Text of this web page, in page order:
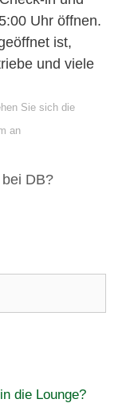
Uhr öffnen.
ist,
und viele
Sie sich die
an
DB?
die Lounge?